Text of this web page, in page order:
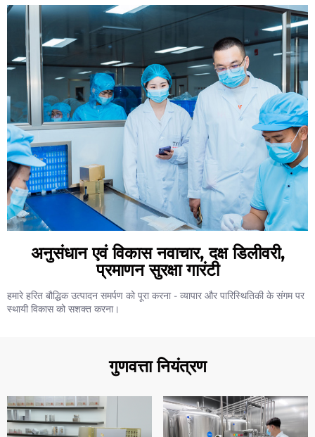
अनुसंधान एवं विकास नवाचार, दक्ष डिलीवरी,
प्रमाणन सुरक्षा गारंटी
हमारे हरित बौद्धिक उत्पादन समर्पण को पूरा करना - व्यापार और पारिस्थितिकी के संगम पर
स्थायी विकास को सशक्त करना।
गुणवत्ता नियंत्रण